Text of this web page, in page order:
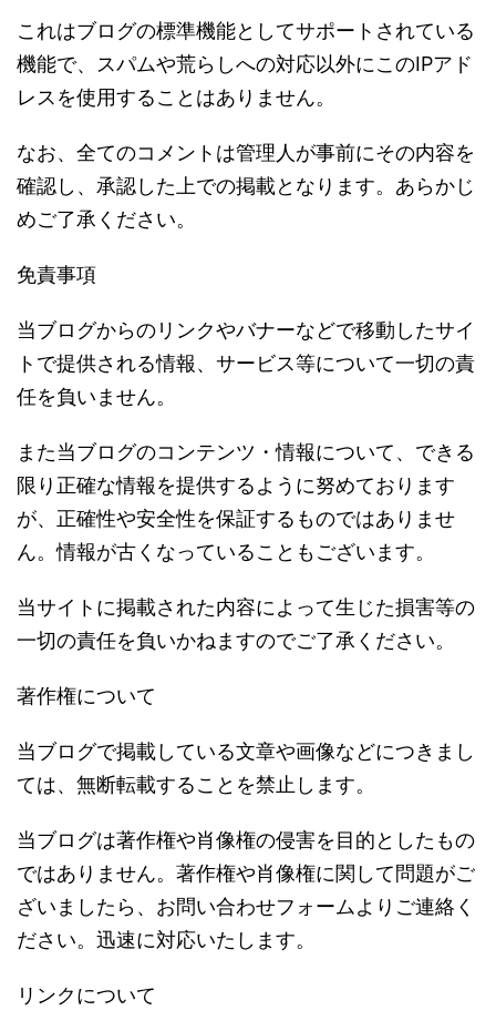
これはブログの標準機能としてサポートされている
機能で、スパムや荒らしへの対応以外にこのIPアド
レスを使用することはありません。
なお、全てのコメントは管理人が事前にその内容を
確認し、承認した上での掲載となります。あらかじ
めご了承ください。
免責事項
当ブログからのリンクやバナーなどで移動したサイ
トで提供される情報、サービス等について一切の責
任を負いません。
また当ブログのコンテンツ・情報について、できる
限り正確な情報を提供するように努めております
が、正確性や安全性を保証するものではありませ
ん。情報が古くなっていることもございます。
当サイトに掲載された内容によって生じた損害等の
一切の責任を負いかねますのでご了承ください。
著作権について
当ブログで掲載している文章や画像などにつきまし
ては、無断転載することを禁止します。
当ブログは著作権や肖像権の侵害を目的としたもの
ではありません。著作権や肖像権に関して問題がご
ざいましたら、お問い合わせフォームよりご連絡く
ださい。迅速に対応いたします。
リンクについて